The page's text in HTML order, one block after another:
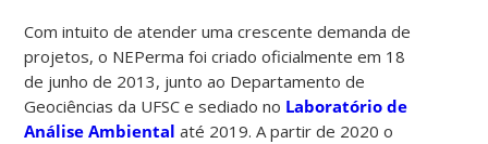
Com intuito de atender uma crescente demanda de
projetos, o NEPerma foi criado oficialmente em 18
de junho de 2013, junto ao Departamento de
Geociências da UFSC e sediado no Laboratório de
Análise Ambiental até 2019. A partir de 2020 o